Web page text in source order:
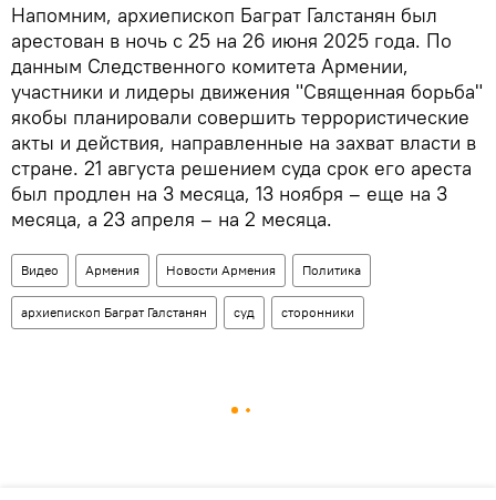
Напомним, архиепископ Баграт Галстанян был
арестован в ночь с 25 на 26 июня 2025 года. По
данным Следственного комитета Армении,
участники и лидеры движения "Священная борьба"
якобы планировали совершить террористические
акты и действия, направленные на захват власти в
стране. 21 августа решением суда срок его ареста
был продлен на 3 месяца, 13 ноября – еще на 3
месяца, а 23 апреля – на 2 месяца.
Видео Армения Новости Армения Политика
архиепископ Баграт Галстанян суд сторонники